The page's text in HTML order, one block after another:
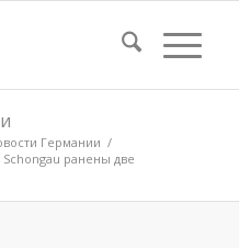
Германии /
ранены две